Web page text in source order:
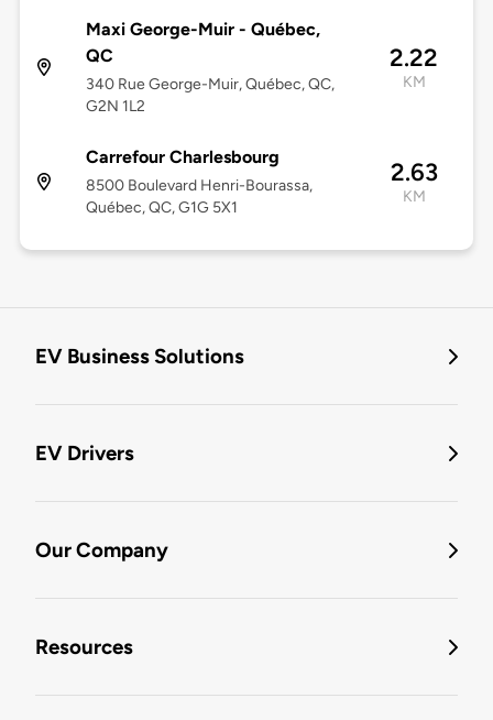
Maxi George-Muir - Québec,
QC
340 Rue George-Muir, Québec, QC,
G2N 1L2
2.22
KM
Carrefour Charlesbourg
8500 Boulevard Henri-Bourassa,
Québec, QC, G1G 5X1
2.63
KM
EV Business Solutions
EV Drivers
Our Company
Resources